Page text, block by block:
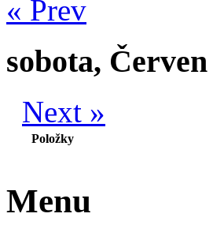
« Prev
sobota, Červen
Next »
Položky
Menu